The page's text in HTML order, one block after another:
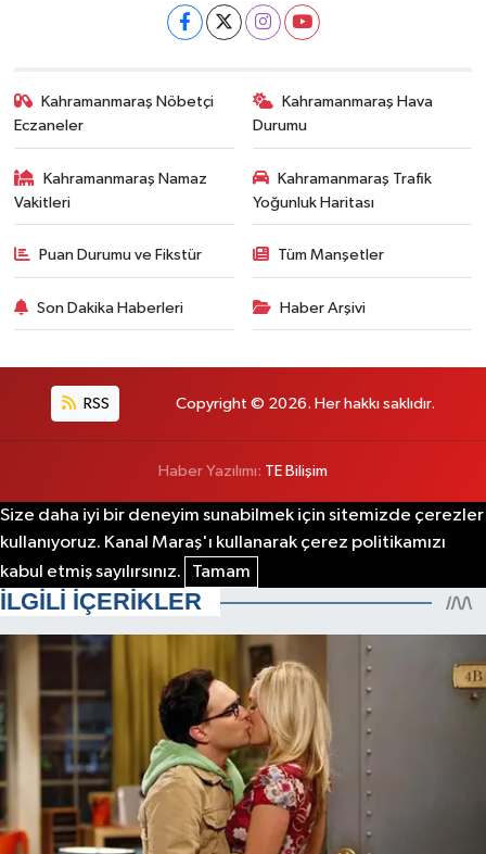
Kahramanmaraş Nöbetçi
Eczaneler
Kahramanmaraş Hava
Durumu
Kahramanmaraş Namaz
Vakitleri
Kahramanmaraş Trafik
Yoğunluk Haritası
Puan Durumu ve Fikstür Tüm Manşetler
Son Dakika Haberleri Haber Arşivi
RSS Copyright © 2026. Her hakkı saklıdır.
Haber Yazılımı: TE Bilişim
Size daha iyi bir deneyim sunabilmek için sitemizde çerezler
kullanıyoruz. Kanal Maraş'ı kullanarak çerez politikamızı
kabul etmiş sayılırsınız.
Tamam